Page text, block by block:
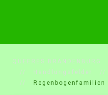
QUEERES BRANDENBURG
Handlungsfelder
Regenbogenfamilien